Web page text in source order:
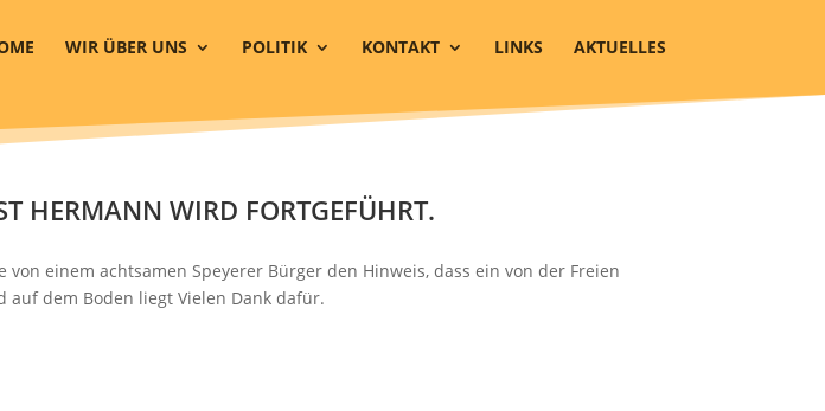
WIR ÜBER UNS POLITIK KONTAKT LINKS AKTUELLES
HERMANN WIRD FORTGEFÜHRT.
einem achtsamen Speyerer Bürger den Hinweis, dass ein von der Freien
dem Boden liegt Vielen Dank dafür.